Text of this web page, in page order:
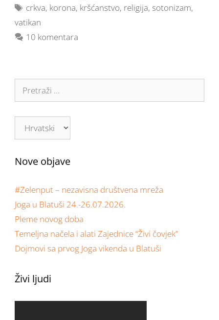
crkva, korona, kršćanstvo, religija, sotonizam,
vatikan
10 komentara
Nove objave
#Zelenput – nezavisna društvena mreža
Joga u Blatuši 24.-26.07.2026.
Pleme novog doba
Temeljna načela i alati Zajednice “Živi čovjek”
Dojmovi sa prvog Joga vikenda u Blatuši
Živi ljudi